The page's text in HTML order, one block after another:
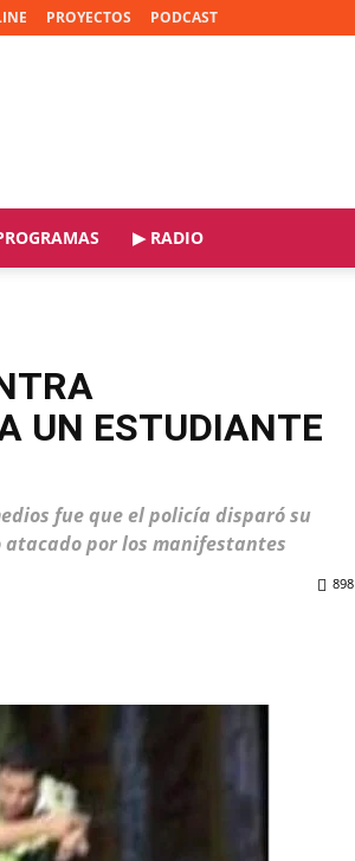
PROYECTOS PODCAST
▶ RADIO
UN ESTUDIANTE
fue que el policía disparó su
por los manifestantes
898